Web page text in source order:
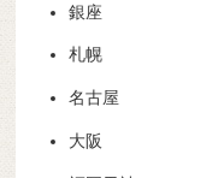
銀座
札幌
名古屋
大阪